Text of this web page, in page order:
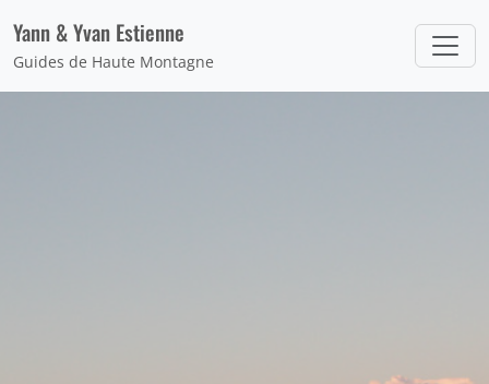
Yann & Yvan Estienne
Guides de Haute Montagne